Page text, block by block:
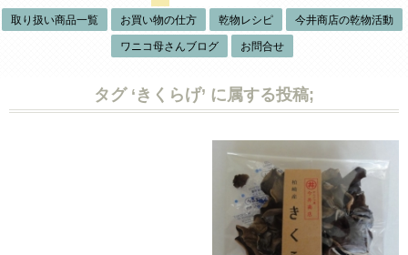
取り扱い商品一覧 お買い物の仕方 乾物レシピ 今井商店の乾物活動
ワニコ母さんブログ お問合せ
タグ ‘きくらげ’ に属する投稿;